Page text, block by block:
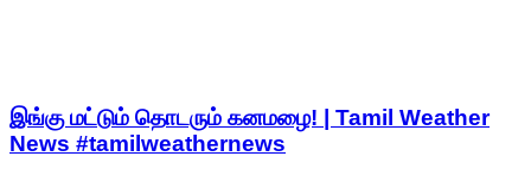
இங்கு மட்டும் தொடரும் கனமழை! | Tamil Weather
News #tamilweathernews